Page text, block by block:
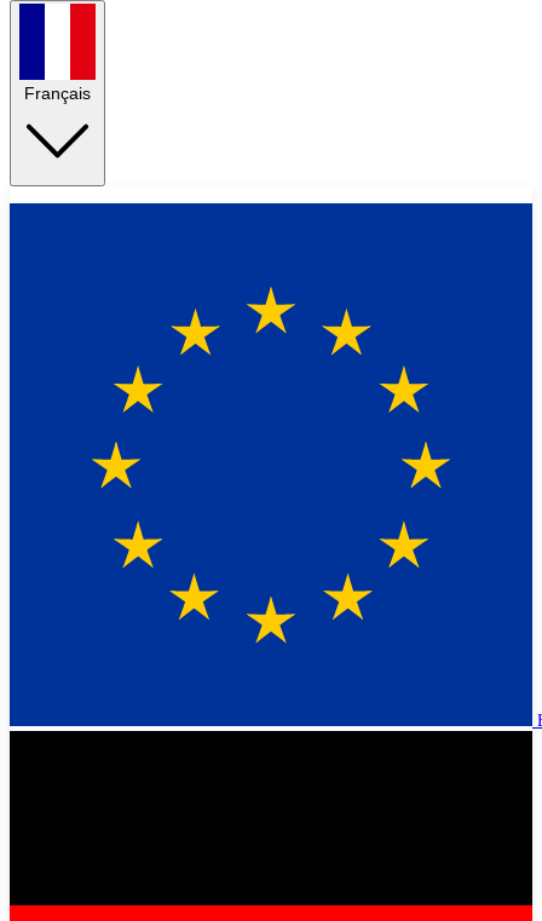
Français